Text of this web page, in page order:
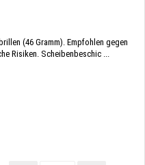
(46 Gramm). Empfohlen gegen
Risiken. Scheibenbeschic ...